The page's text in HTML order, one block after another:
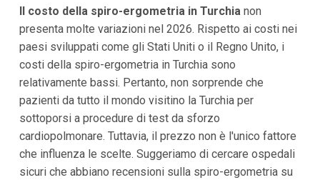
Il costo della spiro-ergometria in Turchianon
presenta molte variazioni nel 2026. Rispetto ai costi nei
paesi sviluppati come gli Stati Uniti o il Regno Unito, i
costi della spiro-ergometria in Turchia sono
relativamente bassi. Pertanto, non sorprende che
pazienti da tutto il mondo visitino la Turchia per
sottoporsi a procedure di test da sforzo
cardiopolmonare. Tuttavia, il prezzo non è l'unico fattore
che influenza le scelte. Suggeriamo di cercare ospedali
sicuri che abbiano recensioni sulla spiro-ergometria su